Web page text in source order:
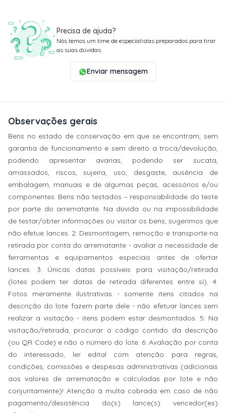
Precisa de ajuda?
Nós temos um time de especialistas preparados para tirar
as suas dúvidas.
Enviar mensagem
Observações gerais
Bens no estado de conservação em que se encontram, sem
garantia de funcionamento e sem direito a troca/devolução,
podendo apresentar avarias, podendo ser sucata,
amassados, riscos, sujeira, uso, desgaste, ausência de
embalagem, manuais e de algumas peças, acessórios e/ou
componentes. Bens não testados – responsabilidade do teste
por parte do arrematante. Na dúvida ou na impossibilidade
de testar/obter informações ou visitar os bens, sugerimos que
não efetue lances. 2: Desmontagem, remoção e transporte na
retirada por conta do arrematante - avaliar a necessidade de
ferramentas e equipamentos especiais antes de ofertar
lances. 3: Únicas datas possíveis para visitação/retirada
(lotes podem ter datas de retirada diferentes entre si). 4:
Fotos meramente ilustrativas - somente itens citados na
descrição do lote fazem parte dele - não efetuar lances sem
realizar a visitação - itens podem estar desmontados. 5: Na
visitação/retirada, procurar o código contido da descrição
(ou QR Code) e não o número do lote. 6: Avaliação por conta
do interessado, ler edital com atenção para regras,
condições, comissões e despesas administrativas (adicionais
aos valores de arrematação e calculadas por lote e não
conjuntamente)! Atenção à multa cobrada em caso de não
pagamento/desistência do(s) lance(s) vencedor(es)